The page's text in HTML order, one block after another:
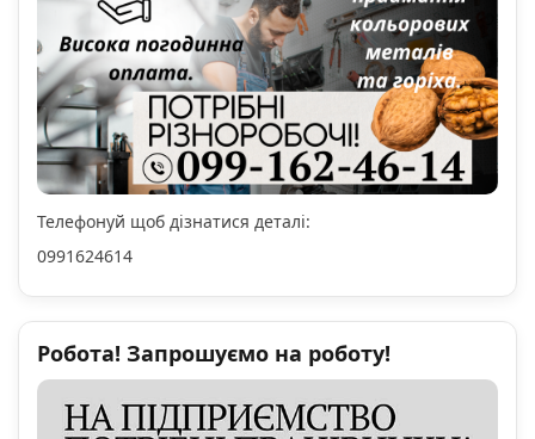
Телефонуй щоб дізнатися деталі:
0991624614
Робота! Запрошуємо на роботу!